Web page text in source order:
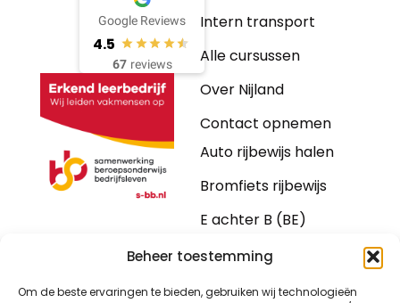
Beheer toestemming
Om de beste ervaringen te bieden, gebruiken wij technologieën
Google Reviews
4.5
67 reviews
Intern transport
Alle cursussen
Over Nijland
Contact opnemen
Auto rijbewijs halen
Bromfiets rijbewijs
E achter B (BE)
Motorrijbewijs
Vrachtwagen